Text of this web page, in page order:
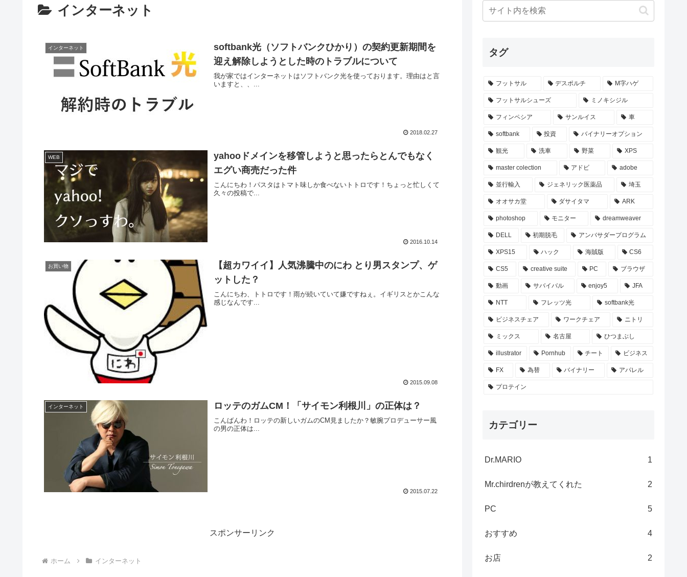
インターネット
インターネット
softbank光（ソフトバンクひかり）の契約更新期間を
迎え解除しようとした時のトラブルについて
我が家ではインターネットはソフトバンク光を使っております。理由はと言
いますと、、...
2018.02.27
WEB
yahooドメインを移管しようと思ったらとんでもなく
エグい商売だった件
こんにちわ！パスタはトマト味しか食べないトトロです！ちょっと忙しくて
久々の投稿で...
2016.10.14
お買い物
【超カワイイ】人気沸騰中のにわ とり男スタンプ、ゲ
ットした？
こんにちわ、トトロです！雨が続いていて嫌ですねぇ。イギリスとかこんな
感じなんです...
2015.09.08
インターネット ロッテのガムCM！「サイモン利根川」の正体は？
こんばんわ！ロッテの新しいガムのCM見ましたか？敏腕プロデューサー風
の男の正体は...
2015.07.22
スポンサーリンク
ホーム インターネット
タグ
フットサル デスポルチ M字ハゲ
フットサルシューズ ミノキシジル
フィンペシア サンルイス 車
softbank 投資 バイナリーオプション
観光 洗車 野菜 XPS
master colection アドビ adobe
並行輸入 ジェネリック医薬品 埼玉
オオサカ堂 ダサイタマ ARK
photoshop モニター dreamweaver
DELL 初期脱毛 アンバサダープログラム
XPS15 ハック 海賊版 CS6
CS5 creative suite PC ブラウザ
動画 サバイバル enjoy5 JFA
NTT フレッツ光 softbank光
ビジネスチェア ワークチェア ニトリ
ミックス 名古屋 ひつまぶし
illustrator Pornhub チート ビジネス
FX 為替 バイナリー アパレル
プロテイン
カテゴリー
Dr.MARIO 1
Mr.chirdrenが教えてくれた 2
PC 5
おすすめ 4
お店 2